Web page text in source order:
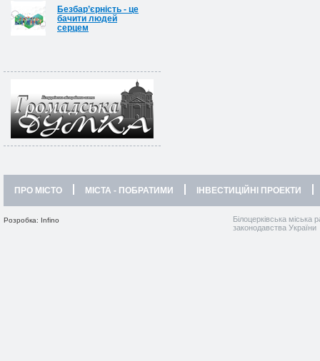
Безбар’єрність - це
бачити людей
серцем
ПРО МІСТО МІСТА - ПОБРАТИМИ ІНВЕСТИЦІЙНІ ПРОЕКТИ
Розробка: Infino
Білоцерківська міська
законодавства України